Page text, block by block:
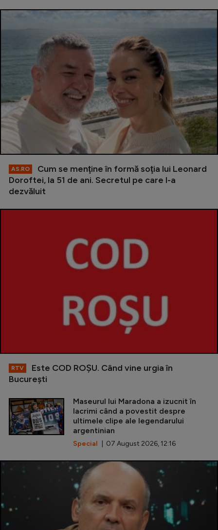
AS.RO
Cum se menţine în formă soţia lui Leonard
Doroftei, la 51 de ani. Secretul pe care l-a
dezvăluit
RTV
Este COD ROŞU. Când vine urgia în
Bucureşti
Maseurul lui Maradona a izucnit în
lacrimi când a povestit despre
ultimele clipe ale legendarului
argentinian
Special | 07 August 2026, 12:16